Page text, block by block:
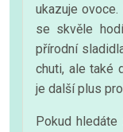
ukazuje ovoce.
se skvěle
přírodní
chuti, ale také
je další plus
Pokud